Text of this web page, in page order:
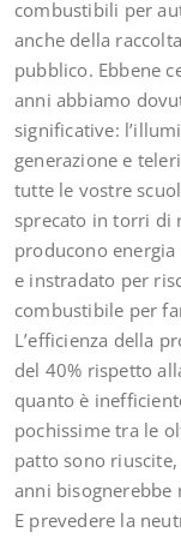
combustibili per
anche della
pubblico. Ebbene
anni abbiamo
significative:
generazione e
tutte le vostre
sprecato in torri di
producono
e instradato per
combustibile per
L’efficienza della
del 40% rispetto
quanto è
pochissime tra le
patto sono
anni
E prevedere la